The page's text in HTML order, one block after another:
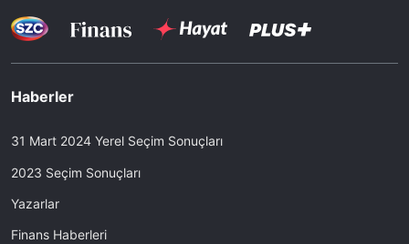
Haberler
31 Mart 2024 Yerel Seçim Sonuçları
2023 Seçim Sonuçları
Yazarlar
Finans Haberleri